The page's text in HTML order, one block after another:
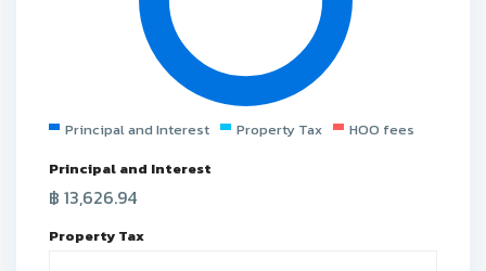
Principal and Interest Property Tax
HOO fees
Principal and Interest
฿ 13,626.94
Property Tax